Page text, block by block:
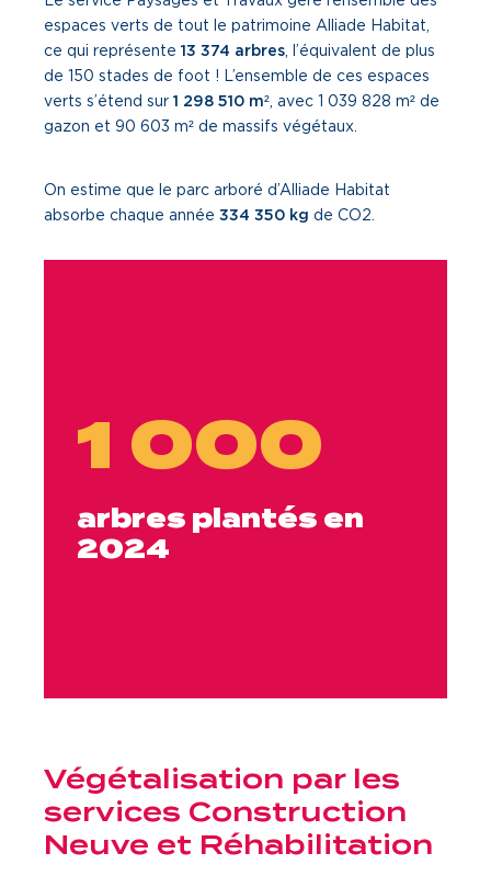
espaces verts de tout le patrimoine Alliade Habitat,
ce qui représente 13 374 arbres , l’équivalent de plus
de 150 stades de foot ! L’ensemble de ces espaces
verts s’étend sur 1 298 510 m² , avec 1 039 828 m² de
gazon et 90 603 m² de massifs végétaux.
On estime que le parc arboré d’Alliade Habitat
absorbe chaque année 334 350 kg de CO2.
1 000
arbres plantés en
2024
Végétalisation par les
services Construction
Neuve et Réhabilitation